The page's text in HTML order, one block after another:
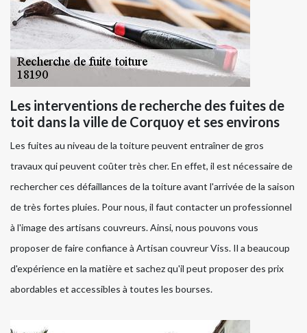
Les interventions de recherche des fuites de
toit dans la ville de Corquoy et ses environs
Les fuites au niveau de la toiture peuvent entraîner de gros
travaux qui peuvent coûter très cher. En effet, il est nécessaire de
rechercher ces défaillances de la toiture avant l'arrivée de la saison
de très fortes pluies. Pour nous, il faut contacter un professionnel
à l'image des artisans couvreurs. Ainsi, nous pouvons vous
proposer de faire confiance à Artisan couvreur Viss. Il a beaucoup
d'expérience en la matière et sachez qu'il peut proposer des prix
abordables et accessibles à toutes les bourses.